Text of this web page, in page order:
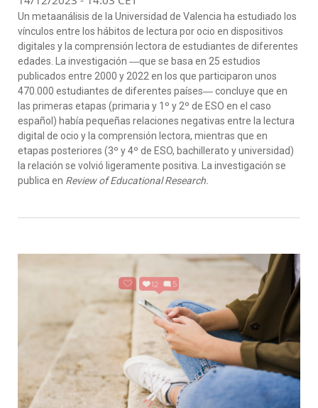
Un metaanálisis de la Universidad de Valencia ha estudiado los
vínculos entre los hábitos de lectura por ocio en dispositivos
digitales y la comprensión lectora de estudiantes de diferentes
edades. La investigación ―que se basa en 25 estudios
publicados entre 2000 y 2022 en los que participaron unos
470.000 estudiantes de diferentes países― concluye que en
las primeras etapas (primaria y 1º y 2º de ESO en el caso
español) había pequeñas relaciones negativas entre la lectura
digital de ocio y la comprensión lectora, mientras que en
etapas posteriores (3º y 4º de ESO, bachillerato y universidad)
la relación se volvió ligeramente positiva. La investigación se
publica en Review of Educational Research.